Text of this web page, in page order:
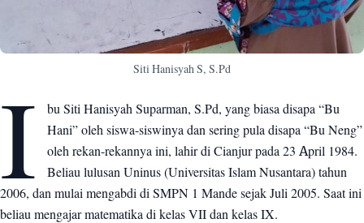
Siti Hanisyah S, S.Pd
I
bu Siti Hanisyah Suparman, S.Pd, yang biasa disapa “Bu
Hani” oleh siswa-siswinya dan sering pula disapa “Bu Neng”
oleh rekan-rekannya ini, lahir di Cianjur pada 23 April 1984.
Beliau lulusan Uninus (Universitas Islam Nusantara) tahun
2006, dan mulai mengabdi di SMPN 1 Mande sejak Juli 2005. Saat ini
beliau mengajar matematika di kelas VII dan kelas IX.